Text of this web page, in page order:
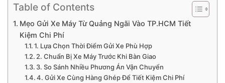
Table of Contents
Mẹo Gửi Xe Máy Từ Quảng Ngãi Vào TP.HCM Tiết
Kiệm Chi Phí
1. Lựa Chọn Thời Điểm Gửi Xe Phù Hợp
2. Chuẩn Bị Xe Máy Trước Khi Bàn Giao
3. So Sánh Nhiều Phương Án Vận Chuyển
4. Gửi Xe Cùng Hàng Ghép Để Tiết Kiệm Chi Phí